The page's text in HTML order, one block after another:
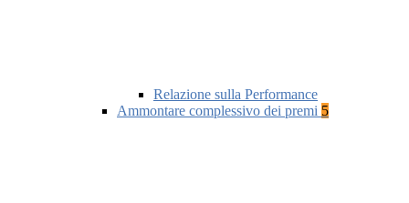
Relazione sulla Performance
Ammontare complessivo dei premi 5